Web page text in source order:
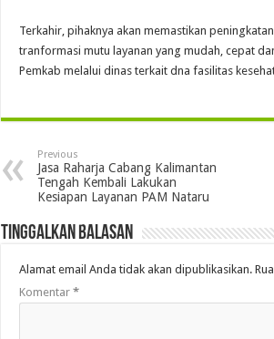
Terkahir, pihaknya akan memastikan
tranformasi mutu layanan yang mudah, cepat
Pemkab melalui dinas terkait dna fasilitas
Previous
Jasa Raharja Cabang Kalimantan
Tengah Kembali Lakukan
Kesiapan Layanan PAM Nataru
Tinggalkan Balasan
Alamat email Anda tidak akan dipublikasikan.
Komentar *